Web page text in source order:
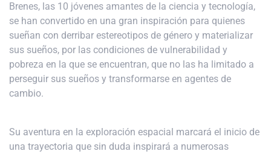
Brenes, las 10 jóvenes amantes de la ciencia y tecnología,
se han convertido en una gran inspiración para quienes
sueñan con derribar estereotipos de género y materializar
sus sueños, por las condiciones de vulnerabilidad y
pobreza en la que se encuentran, que no las ha limitado a
perseguir sus sueños y transformarse en agentes de
cambio.
Su aventura en la exploración espacial marcará el inicio de
una trayectoria que sin duda inspirará a numerosas